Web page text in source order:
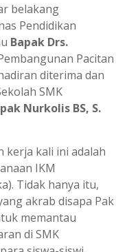
belakang
Pendidikan
Bapak Drs.
Pacitan
diterima dan
SMK
Nurkolis BS, S.
kerja kali ini adalah
IKM
Tidak hanya itu,
akrab disapa Pak
memantau
di SMK